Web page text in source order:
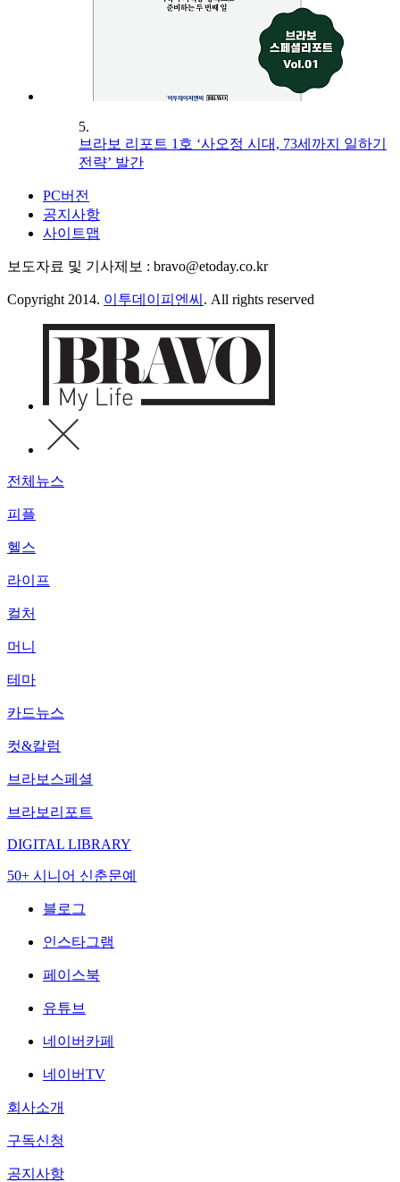
5.
브라보 리포트 1호 ‘사오정 시대, 73세까지 일하기
전략’ 발간
PC버전
공지사항
사이트맵
보도자료 및 기사제보 : bravo@etoday.co.kr
Copyright 2014. 이투데이피엔씨 . All rights reserved
전체뉴스
피플
헬스
라이프
컬처
머니
테마
카드뉴스
컷&칼럼
브라보스페셜
브라보리포트
DIGITAL LIBRARY
50+ 시니어 신춘문예
블로그
인스타그램
페이스북
유튜브
네이버카페
네이버TV
회사소개
구독신청
공지사항